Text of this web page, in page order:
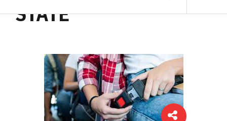
STATE